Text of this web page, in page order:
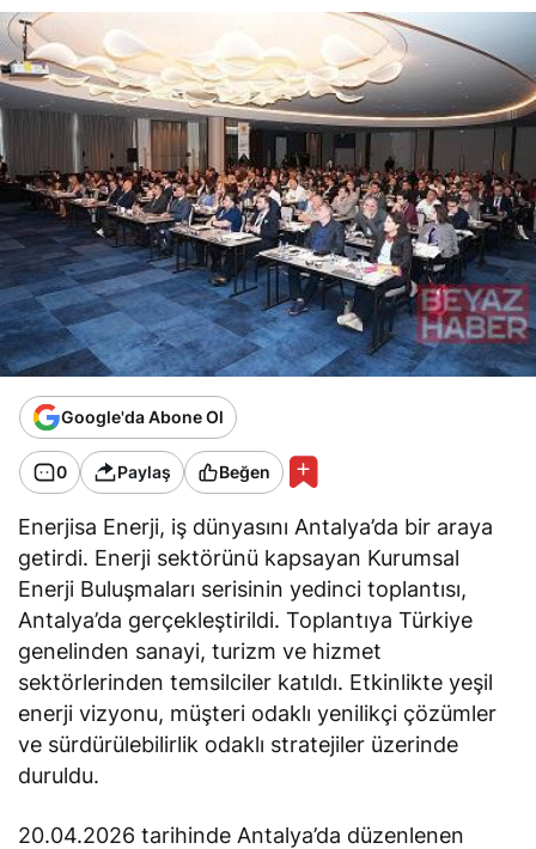
Google'da Abone Ol
0 Paylaş Beğen
Enerjisa Enerji, iş dünyasını Antalya’da bir araya
getirdi. Enerji sektörünü kapsayan Kurumsal
Enerji Buluşmaları serisinin yedinci toplantısı,
Antalya’da gerçekleştirildi. Toplantıya Türkiye
genelinden sanayi, turizm ve hizmet
sektörlerinden temsilciler katıldı. Etkinlikte yeşil
enerji vizyonu, müşteri odaklı yenilikçi çözümler
ve sürdürülebilirlik odaklı stratejiler üzerinde
duruldu.
20.04.2026 tarihinde Antalya’da düzenlenen